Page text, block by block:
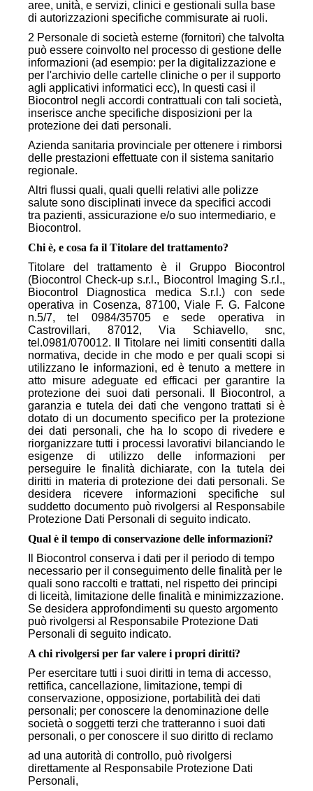
aree, unità, e servizi, clinici e gestionali sulla base
di autorizzazioni specifiche commisurate ai ruoli.
2 Personale di società esterne (fornitori) che talvolta
può essere coinvolto nel processo di gestione delle
informazioni (ad esempio: per la digitalizzazione e
per l'archivio delle cartelle cliniche o per il supporto
agli applicativi informatici ecc), In questi casi il
Biocontrol negli accordi contrattuali con tali società,
inserisce anche specifiche disposizioni per la
protezione dei dati personali.
Azienda sanitaria provinciale per ottenere i rimborsi
delle prestazioni effettuate con il sistema sanitario
regionale.
Altri flussi quali, quali quelli relativi alle polizze
salute sono disciplinati invece da specifici accodi
tra pazienti, assicurazione e/o suo intermediario, e
Biocontrol.
Chi è, e cosa fa il Titolare del trattamento?
Titolare del trattamento è il Gruppo Biocontrol
(Biocontrol Check-up s.r.l., Biocontrol Imaging S.r.l.,
Biocontrol Diagnostica medica S.r.l.) con sede
operativa in Cosenza, 87100, Viale F. G. Falcone
n.5/7, tel 0984/35705 e sede operativa in
Castrovillari, 87012, Via Schiavello, snc,
tel.0981/070012. Il Titolare nei limiti consentiti dalla
normativa, decide in che modo e per quali scopi si
utilizzano le informazioni, ed è tenuto a mettere in
atto misure adeguate ed efficaci per garantire la
protezione dei suoi dati personali. Il Biocontrol, a
garanzia e tutela dei dati che vengono trattati si è
dotato di un documento specifico per la protezione
dei dati personali, che ha lo scopo di rivedere e
riorganizzare tutti i processi lavorativi bilanciando le
esigenze di utilizzo delle informazioni per
perseguire le finalità dichiarate, con la tutela dei
diritti in materia di protezione dei dati personali. Se
desidera ricevere informazioni specifiche sul
suddetto documento può rivolgersi al Responsabile
Protezione Dati Personali di seguito indicato.
Qual è il tempo di conservazione delle informazioni?
Il Biocontrol conserva i dati per il periodo di tempo
necessario per il conseguimento delle finalità per le
quali sono raccolti e trattati, nel rispetto dei principi
di liceità, limitazione delle finalità e minimizzazione.
Se desidera approfondimenti su questo argomento
può rivolgersi al Responsabile Protezione Dati
Personali di seguito indicato.
A chi rivolgersi per far valere i propri diritti?
Per esercitare tutti i suoi diritti in tema di accesso,
rettifica, cancellazione, limitazione, tempi di
conservazione, opposizione, portabilità dei dati
personali; per conoscere la denominazione delle
società o soggetti terzi che tratteranno i suoi dati
personali, o per conoscere il suo diritto di reclamo
ad una autorità di controllo, può rivolgersi
direttamente al Responsabile Protezione Dati
Personali,